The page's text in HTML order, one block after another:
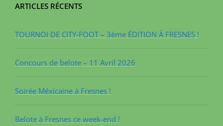
ARTICLES RÉCENTS
TOURNOI DE CITY-FOOT – 3ème ÉDITION À FRESNES !
Concours de belote – 11 Avril 2026
Soirée Méxicaine à Fresnes !
Belote à Fresnes ce week-end !